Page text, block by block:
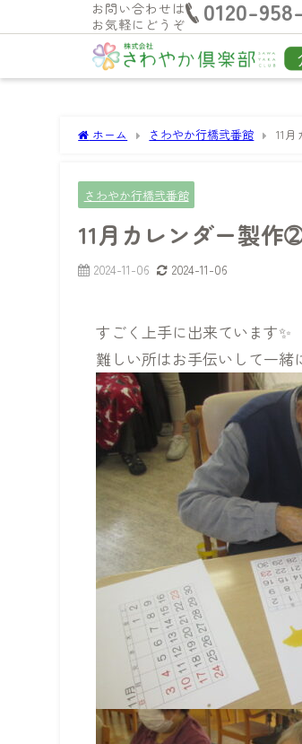
お問い合わせは
お気軽にどうぞ
0120-
ホーム さわやか行橋弐番館 11
さわやか行橋弐番館
11月カレンダー製作
2024-11-06 2024-11-06
すごく上手に出来ています✨
難しい所はお手伝いして一緒